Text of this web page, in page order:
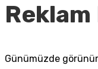
Günümüzde